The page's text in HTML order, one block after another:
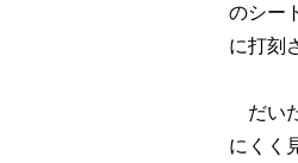
のシー
に打刻
だい
にくく